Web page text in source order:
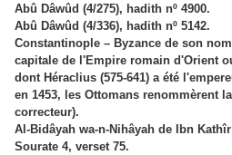
Abû Dâwûd (4/275), hadith nº 4900.
Abû Dâwûd (4/336), hadith nº 5142.
Constantinople – Byzance de son
capitale de l'Empire romain d'Orient
dont Héraclius (575-641) a été
en 1453, les Ottomans renommèrent
correcteur).
Al-Bidâyah wa-n-Nihâyah de Ibn Kathîr
Sourate 4, verset 75.